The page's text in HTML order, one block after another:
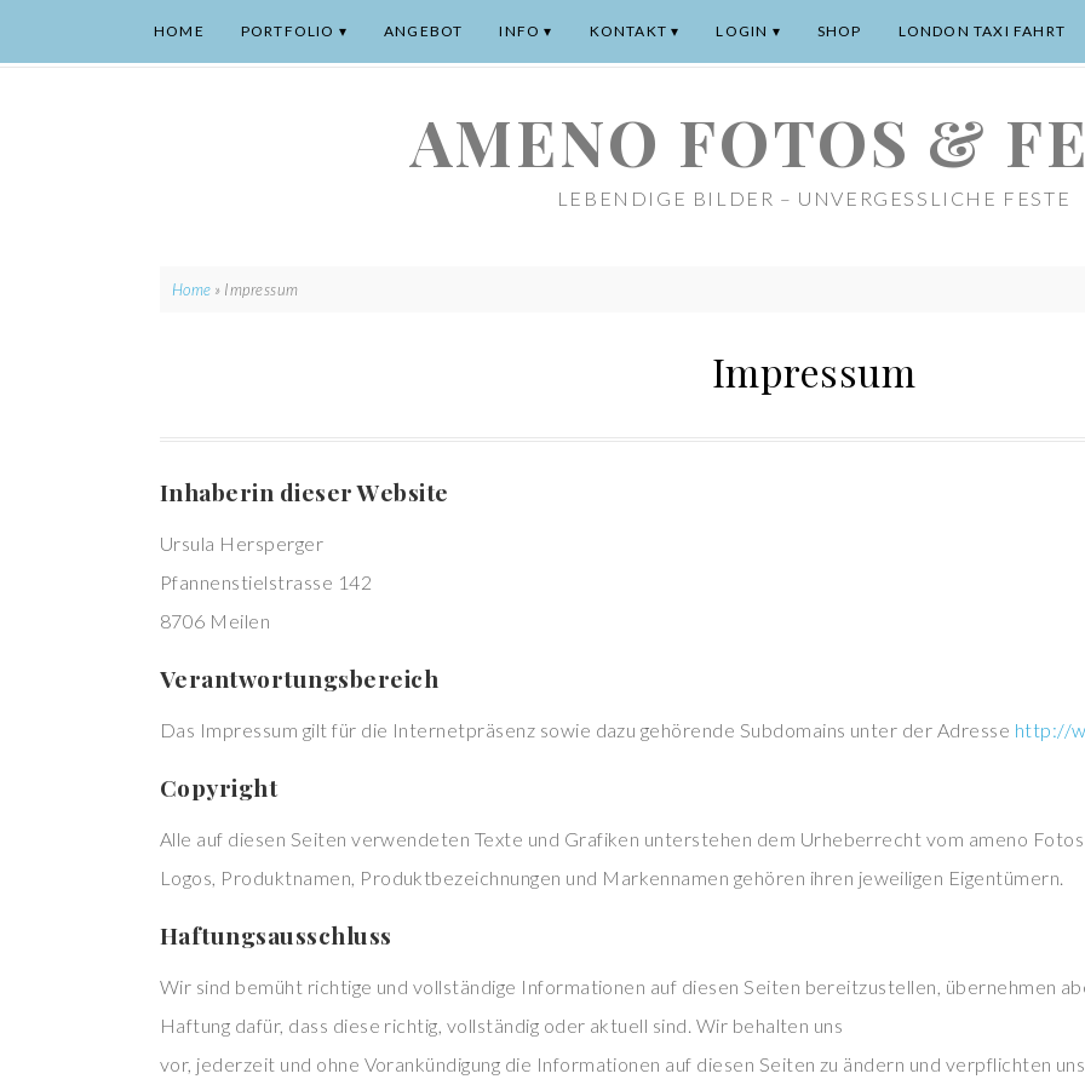
HOME PORTFOLIO ANGEBOT INFO KONTAKT LOGIN SHOP LONDON TAXI FAHRT
AMENO FOTOS &
LEBENDIGE BILDER – UNVERGESSLICHE FESTE
Home » Impressum
Impressum
Inhaberin dieser Website
Ursula Hersperger
Pfannenstielstrasse 142
8706 Meilen
Verantwortungsbereich
Das Impressum gilt für die Internetpräsenz sowie dazu gehörende Subdomains unter der Adresse http://
Copyright
Alle auf diesen Seiten verwendeten Texte und Grafiken unterstehen dem Urheberrecht vom ameno
Logos, Produktnamen, Produktbezeichnungen und Markennamen gehören ihren jeweiligen Eigentümern.
Haftungsausschluss
Wir sind bemüht richtige und vollständige Informationen auf diesen Seiten bereitzustellen, übernehmen
Haftung dafür, dass diese richtig, vollständig oder aktuell sind. Wir behalten uns
vor, jederzeit und ohne Vorankündigung die Informationen auf diesen Seiten zu ändern und verpflichten